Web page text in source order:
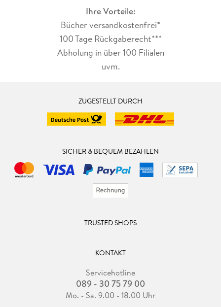
Ihre Vorteile:
Bücher versandkostenfrei*
100 Tage Rückgaberecht***
Abholung in über 100 Filialen
uvm.
ZUGESTELLT DURCH
SICHER & BEQUEM BEZAHLEN
TRUSTED SHOPS
KONTAKT
Servicehotline
089 - 30 75 79 00
Mo. - Sa. 9.00 - 18.00 Uhr